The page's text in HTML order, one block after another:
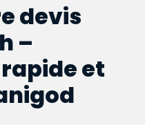
devis
–
et